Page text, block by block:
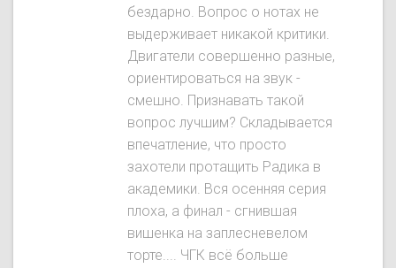
бездарно. Вопрос о нотах не
выдерживает никакой критики.
Двигатели совершенно разные,
ориентироваться на звук -
смешно. Признавать такой
вопрос лучшим? Складывается
впечатление, что просто
захотели протащить Радика в
академики. Вся осенняя серия
плоха, а финал - сгнившая
вишенка на заплесневелом
торте.... ЧГК всё больше